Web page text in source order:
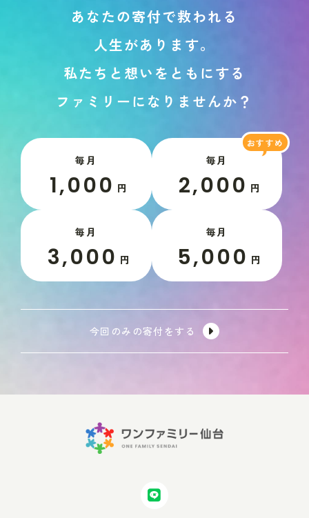
あ な たの寄付で救われ る
人生があ り ま す。
私た ち と 想い を と も にする
フ ァ ミ リ ーに な り ま せんか ？
毎月
1,000 円
毎月
2,000 円
毎月
3,000 円
毎月
5,000 円
今回のみの寄付をする